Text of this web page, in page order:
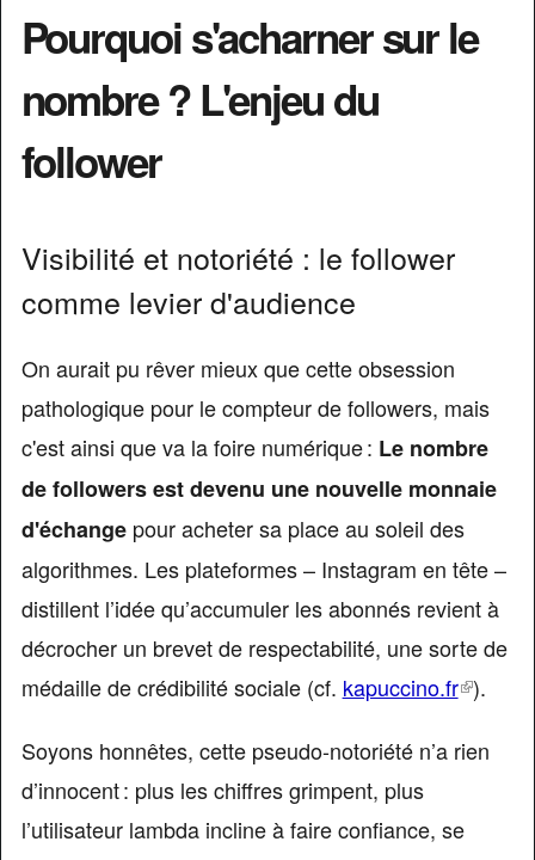
Pourquoi s'acharner sur le
nombre ? L'enjeu du
follower
Visibilité et notoriété : le follower
comme levier d'audience
On aurait pu rêver mieux que cette obsession
pathologique pour le compteur de followers, mais
c'est ainsi que va la foire numérique : Le nombre
de followers est devenu une nouvelle monnaie
d'échangepour acheter sa place au soleil des
algorithmes. Les plateformes – Instagram en tête –
distillent l’idée qu’accumuler les abonnés revient à
décrocher un brevet de respectabilité, une sorte de
médaille de crédibilité sociale (cf. kapuccino.fr(link
).
Soyons honnêtes, cette pseudo-notoriété n’a rien
d’innocent : plus les chiffres grimpent, plus
l’utilisateur lambda incline à faire confiance, se